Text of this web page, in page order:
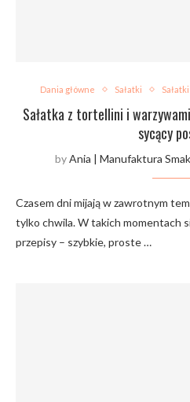
Dania główne Sałatki
Sałatka z tortellini i
sycący
byAnia | Manufaktura
Czasem dni mijają w zawrotnym
tylko chwila. W takich momentach
przepisy – szybkie, proste …